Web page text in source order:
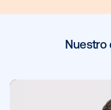
nuestra voz para
PÓNGASE EN